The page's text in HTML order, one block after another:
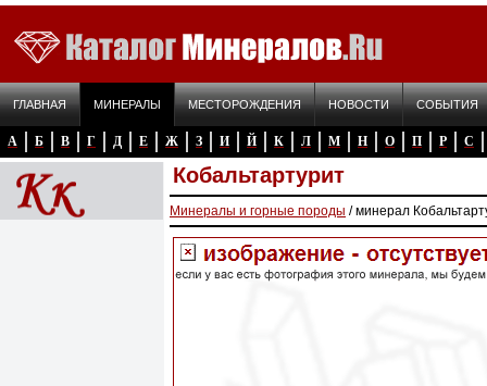
ГЛАВНАЯ МИНЕРАЛЫ МЕСТОРОЖДЕНИЯ НОВОСТИ СОБЫТИЯ
А Б В Г Д Е Ж З И Й К Л М Н О П Р С
Кобальтартурит
Минералы и горные породы / минерал